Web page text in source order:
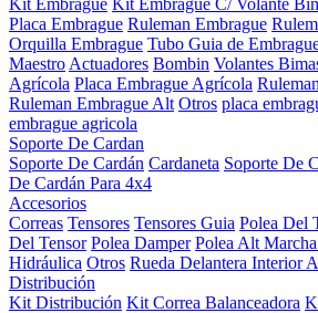
Kit Embrague Kit Embrague C/ Volante
Placa Embrague Ruleman Embrague
Orquilla Embrague Tubo Guia de
Maestro Actuadores Bombin Volantes
Agrícola Placa Embrague Agrícola
Ruleman Embrague Alt Otros placa
embrague agricola
Soporte De Cardan
Soporte De Cardán Cardaneta Soporte De
De Cardán Para 4x4
Accesorios
Correas Tensores Tensores Guia Polea Del
Del Tensor Polea Damper Polea Alt
Hidráulica Otros Rueda Delantera Interior
Distribución
Kit Distribución Kit Correa Balanceadora